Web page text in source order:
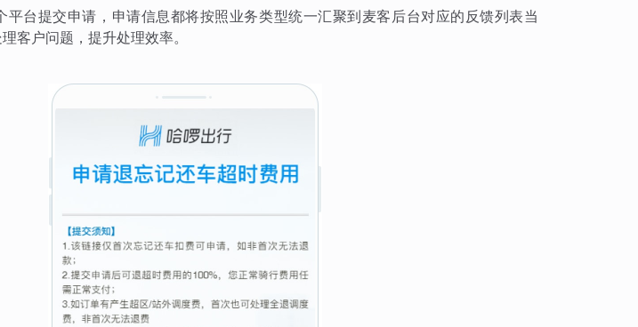
平台提交申请，申请信息都将按照业务类型统一汇聚到麦客后台对应的反馈列表当
客户问题，提升处理效率。